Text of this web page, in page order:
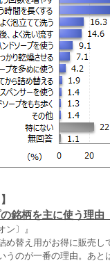
銘柄を主に使う理由
ン〕』
め替え用がお得に販売
うのが一番の理由。あ